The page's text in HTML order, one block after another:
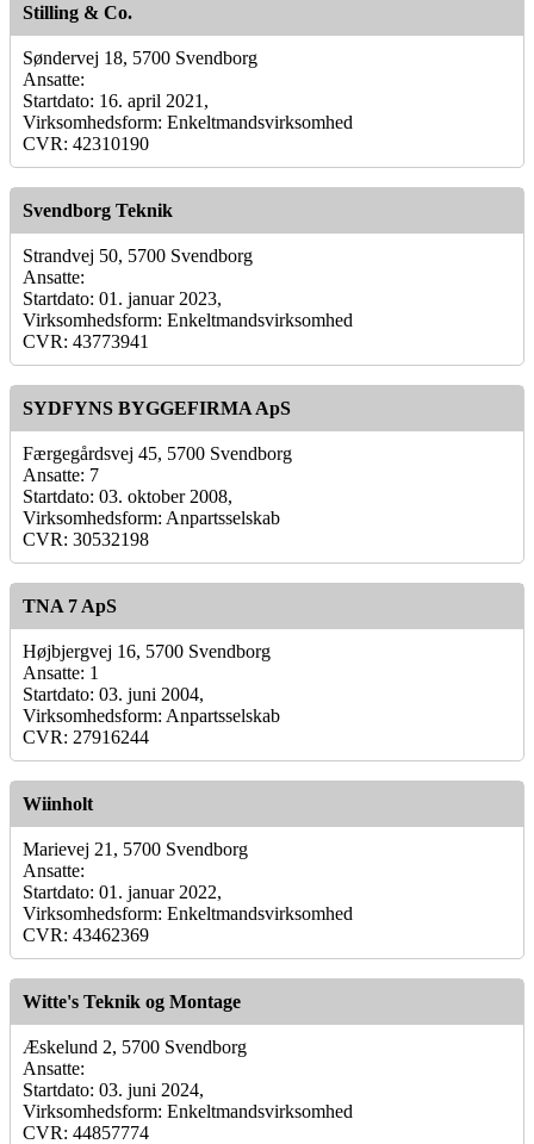
Stilling & Co.
Søndervej 18, 5700 Svendborg
Ansatte:
Startdato: 16. april 2021,
Virksomhedsform: Enkeltmandsvirksomhed
CVR: 42310190
Svendborg Teknik
Strandvej 50, 5700 Svendborg
Ansatte:
Startdato: 01. januar 2023,
Virksomhedsform: Enkeltmandsvirksomhed
CVR: 43773941
SYDFYNS BYGGEFIRMA ApS
Færgegårdsvej 45, 5700 Svendborg
Ansatte: 7
Startdato: 03. oktober 2008,
Virksomhedsform: Anpartsselskab
CVR: 30532198
TNA 7 ApS
Højbjergvej 16, 5700 Svendborg
Ansatte: 1
Startdato: 03. juni 2004,
Virksomhedsform: Anpartsselskab
CVR: 27916244
Wiinholt
Marievej 21, 5700 Svendborg
Ansatte:
Startdato: 01. januar 2022,
Virksomhedsform: Enkeltmandsvirksomhed
CVR: 43462369
Witte's Teknik og Montage
Æskelund 2, 5700 Svendborg
Ansatte:
Startdato: 03. juni 2024,
Virksomhedsform: Enkeltmandsvirksomhed
CVR: 44857774